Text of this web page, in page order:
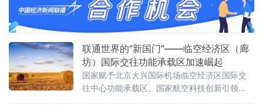
慧，推动人工智能更好地服务经济社会发展。
联通世界的“新国门”——临空经济区（廊
坊）国际交往功能承载区加速崛起
国家赋予北京大兴国际机场临空经济区国际交
往中心功能承载区、国家航空科技创新引领